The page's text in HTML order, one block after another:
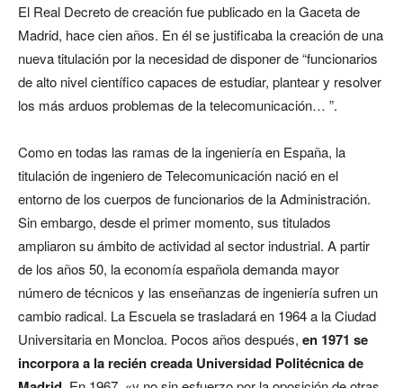
El Real Decreto de creación fue publicado en la Gaceta de
Madrid, hace cien años. En él se justificaba la creación de una
nueva titulación por la necesidad de disponer de “funcionarios
de alto nivel científico capaces de estudiar, plantear y resolver
los más arduos problemas de la telecomunicación… ”.
Como en todas las ramas de la ingeniería en España, la
titulación de ingeniero de Telecomunicación nació en el
entorno de los cuerpos de funcionarios de la Administración.
Sin embargo, desde el primer momento, sus titulados
ampliaron su ámbito de actividad al sector industrial. A partir
de los años 50, la economía española demanda mayor
número de técnicos y las enseñanzas de ingeniería sufren un
cambio radical. La Escuela se trasladará en 1964 a la Ciudad
Universitaria en Moncloa. Pocos años después, en 1971 se
incorpora a la recién creada Universidad Politécnica de